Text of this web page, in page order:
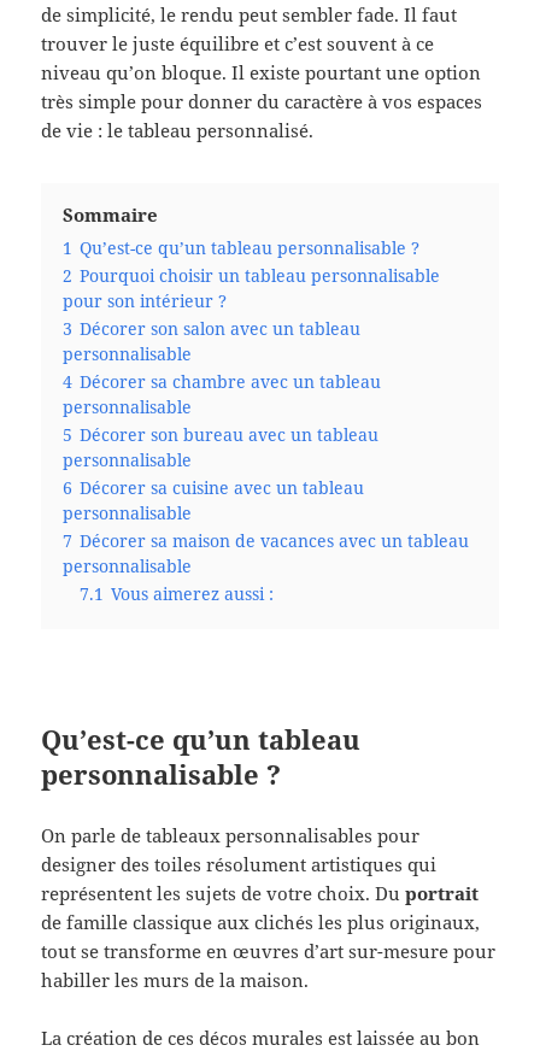
de simplicité, le rendu peut sembler fade. Il faut
trouver le juste équilibre et c’est souvent à ce
niveau qu’on bloque. Il existe pourtant une option
très simple pour donner du caractère à vos espaces
de vie : le tableau personnalisé.
Sommaire
1 Qu’est-ce qu’un tableau personnalisable ?
2 Pourquoi choisir un tableau personnalisable
pour son intérieur ?
3 Décorer son salon avec un tableau
personnalisable
4 Décorer sa chambre avec un tableau
personnalisable
5 Décorer son bureau avec un tableau
personnalisable
6 Décorer sa cuisine avec un tableau
personnalisable
7 Décorer sa maison de vacances avec un tableau
personnalisable
7.1 Vous aimerez aussi :
Qu’est-ce qu’un tableau
personnalisable ?
On parle de tableaux personnalisables pour
designer des toiles résolument artistiques qui
représentent les sujets de votre choix. Duportrait
de famille classique aux clichés les plus originaux,
tout se transforme en œuvres d’art sur-mesure pour
habiller les murs de la maison.
La création de ces décos murales est laissée au bon